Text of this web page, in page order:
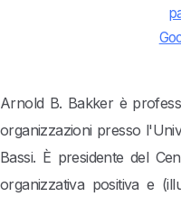
Arnold B. Bakker è
organizzazioni presso
Bassi. È presidente del
organizzativa positiva e